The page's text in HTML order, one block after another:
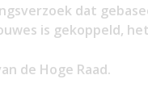
dat
is gekoppeld,
de Hoge Raad.